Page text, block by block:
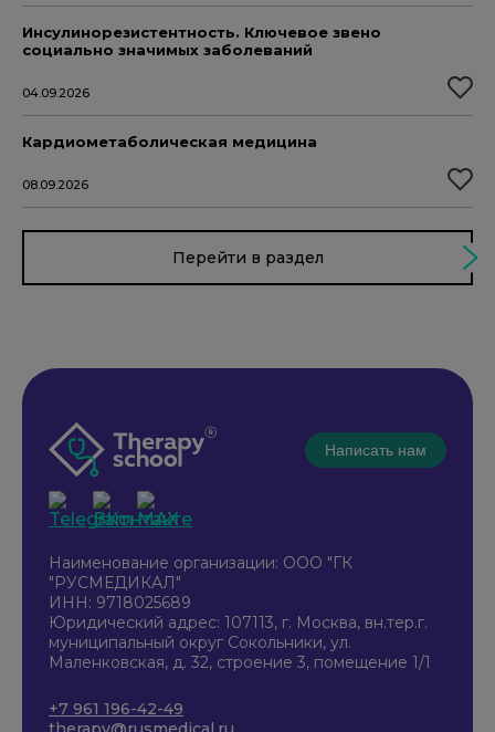
Инсулинорезистентность. Ключевое звено
социально значимых заболеваний
04.09.2026
Кардиометаболическая медицина
08.09.2026
Перейти в раздел
Написать нам
Наименование организации: ООО "ГК
"РУСМЕДИКАЛ"
ИНН: 9718025689
Юридический адрес: 107113, г. Москва, вн.тер.г.
муниципальный округ Сокольники, ул.
Маленковская, д. 32, строение 3, помещение 1/1
+7 961 196-42-49